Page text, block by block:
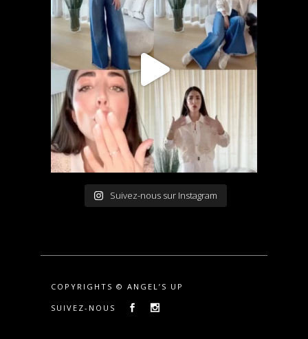
Suivez-nous sur Instagram
COPYRIGHTS © ANGEL’S UP
SUIVEZ-NOUS